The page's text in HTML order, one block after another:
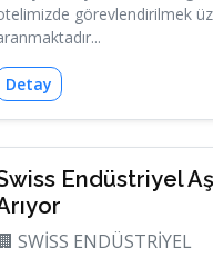
görevlendirilmek
Detay
Endüstriyel
SWİSS ENDÜSTRİYEL